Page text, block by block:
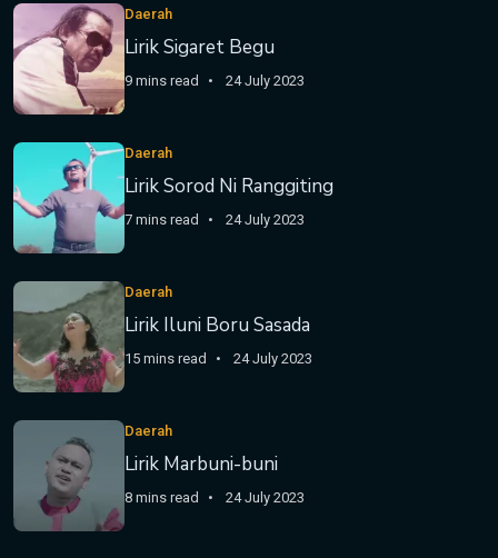
Daerah
Lirik Sigaret Begu
9 mins read 24 July 2023
Daerah
Lirik Sorod Ni Ranggiting
7 mins read 24 July 2023
Daerah
Lirik Iluni Boru Sasada
15 mins read 24 July 2023
Daerah
Lirik Marbuni-buni
8 mins read 24 July 2023